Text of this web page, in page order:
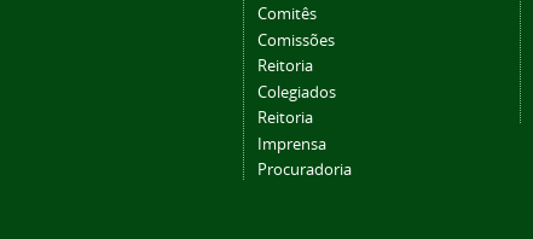
Comitês
Comissões
Reitoria
Colegiados
Reitoria
Imprensa
Procuradoria